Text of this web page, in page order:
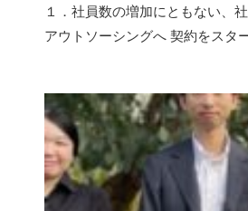
１．社員数の増加にともない、
アウトソーシングへ 契約をスタ